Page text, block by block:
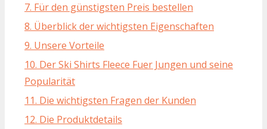
7. Für den günstigsten Preis bestellen
8. Überblick der wichtigsten Eigenschaften
9. Unsere Vorteile
10. Der Ski Shirts Fleece Fuer Jungen und seine
Popularität
11. Die wichtigsten Fragen der Kunden
12. Die Produktdetails